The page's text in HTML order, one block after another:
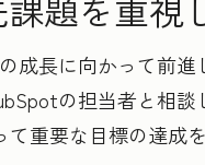
成長に向かって前
の担当者と相
重要な目標の達成